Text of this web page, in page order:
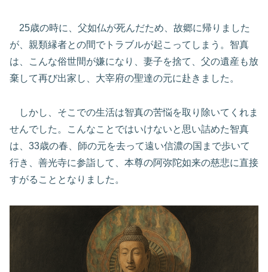
25歳の時に、父如仏が死んだため、故郷に帰りました
が、親類縁者との間でトラブルが起こってしまう。智真
は、こんな俗世間が嫌になり、妻子を捨て、父の遺産も放
棄して再び出家し、大宰府の聖達の元に赴きました。
しかし、そこでの生活は智真の苦悩を取り除いてくれま
せんでした。こんなことではいけないと思い詰めた智真
は、33歳の春、師の元を去って遠い信濃の国まで歩いて
行き、善光寺に参詣して、本尊の阿弥陀如来の慈悲に直接
すがることとなりました。